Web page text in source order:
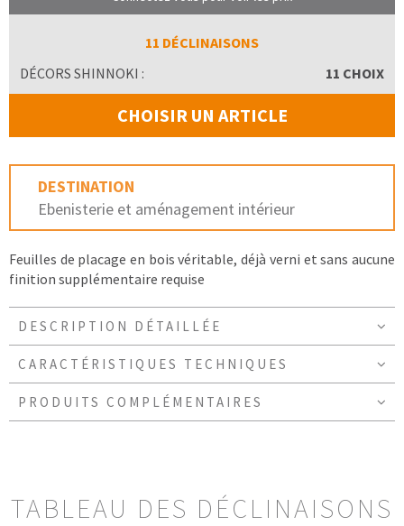
11 DÉCLINAISONS
DÉCORS SHINNOKI :
11 CHOIX
CHOISIR UN ARTICLE
DESTINATION
Ebenisterie et aménagement intérieur
Feuilles de placage en bois véritable, déjà verni et sans aucune
finition supplémentaire requise
DESCRIPTION DÉTAILLÉE
CARACTÉRISTIQUES TECHNIQUES
PRODUITS COMPLÉMENTAIRES
TABLEAU DES DÉCLINAISONS